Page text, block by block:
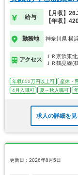
給与
【月収】
【年収】
勤務地 神奈川県 横
アクセス
ＪＲ京浜東
ＪＲ鶴見線(
年収650万円以上可 産休・
4月入職可
夏～秋入職可
求人の詳細を見
更新日：2026年8月5日